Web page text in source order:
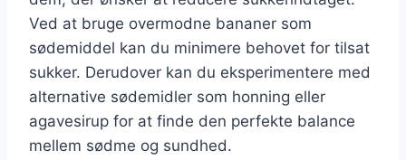
Ved at bruge overmodne bananer som
sødemiddel kan du minimere behovet for tilsat
sukker. Derudover kan du eksperimentere med
alternative sødemidler som honning eller
agavesirup for at finde den perfekte balance
mellem sødme og sundhed.